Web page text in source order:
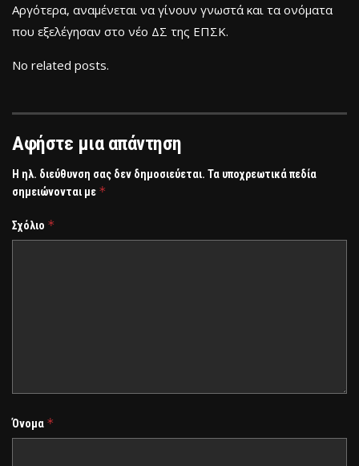
Αργότερα, αναμένεται να γίνουν γνωστά και τα ονόματα
που εξελέγησαν στο νέο ΔΣ της ΕΠΣΚ.
No related posts.
Αφήστε μια απάντηση
Η ηλ. διεύθυνση σας δεν δημοσιεύεται. Τα υποχρεωτικά πεδία
σημειώνονται με *
Σχόλιο *
Όνομα *